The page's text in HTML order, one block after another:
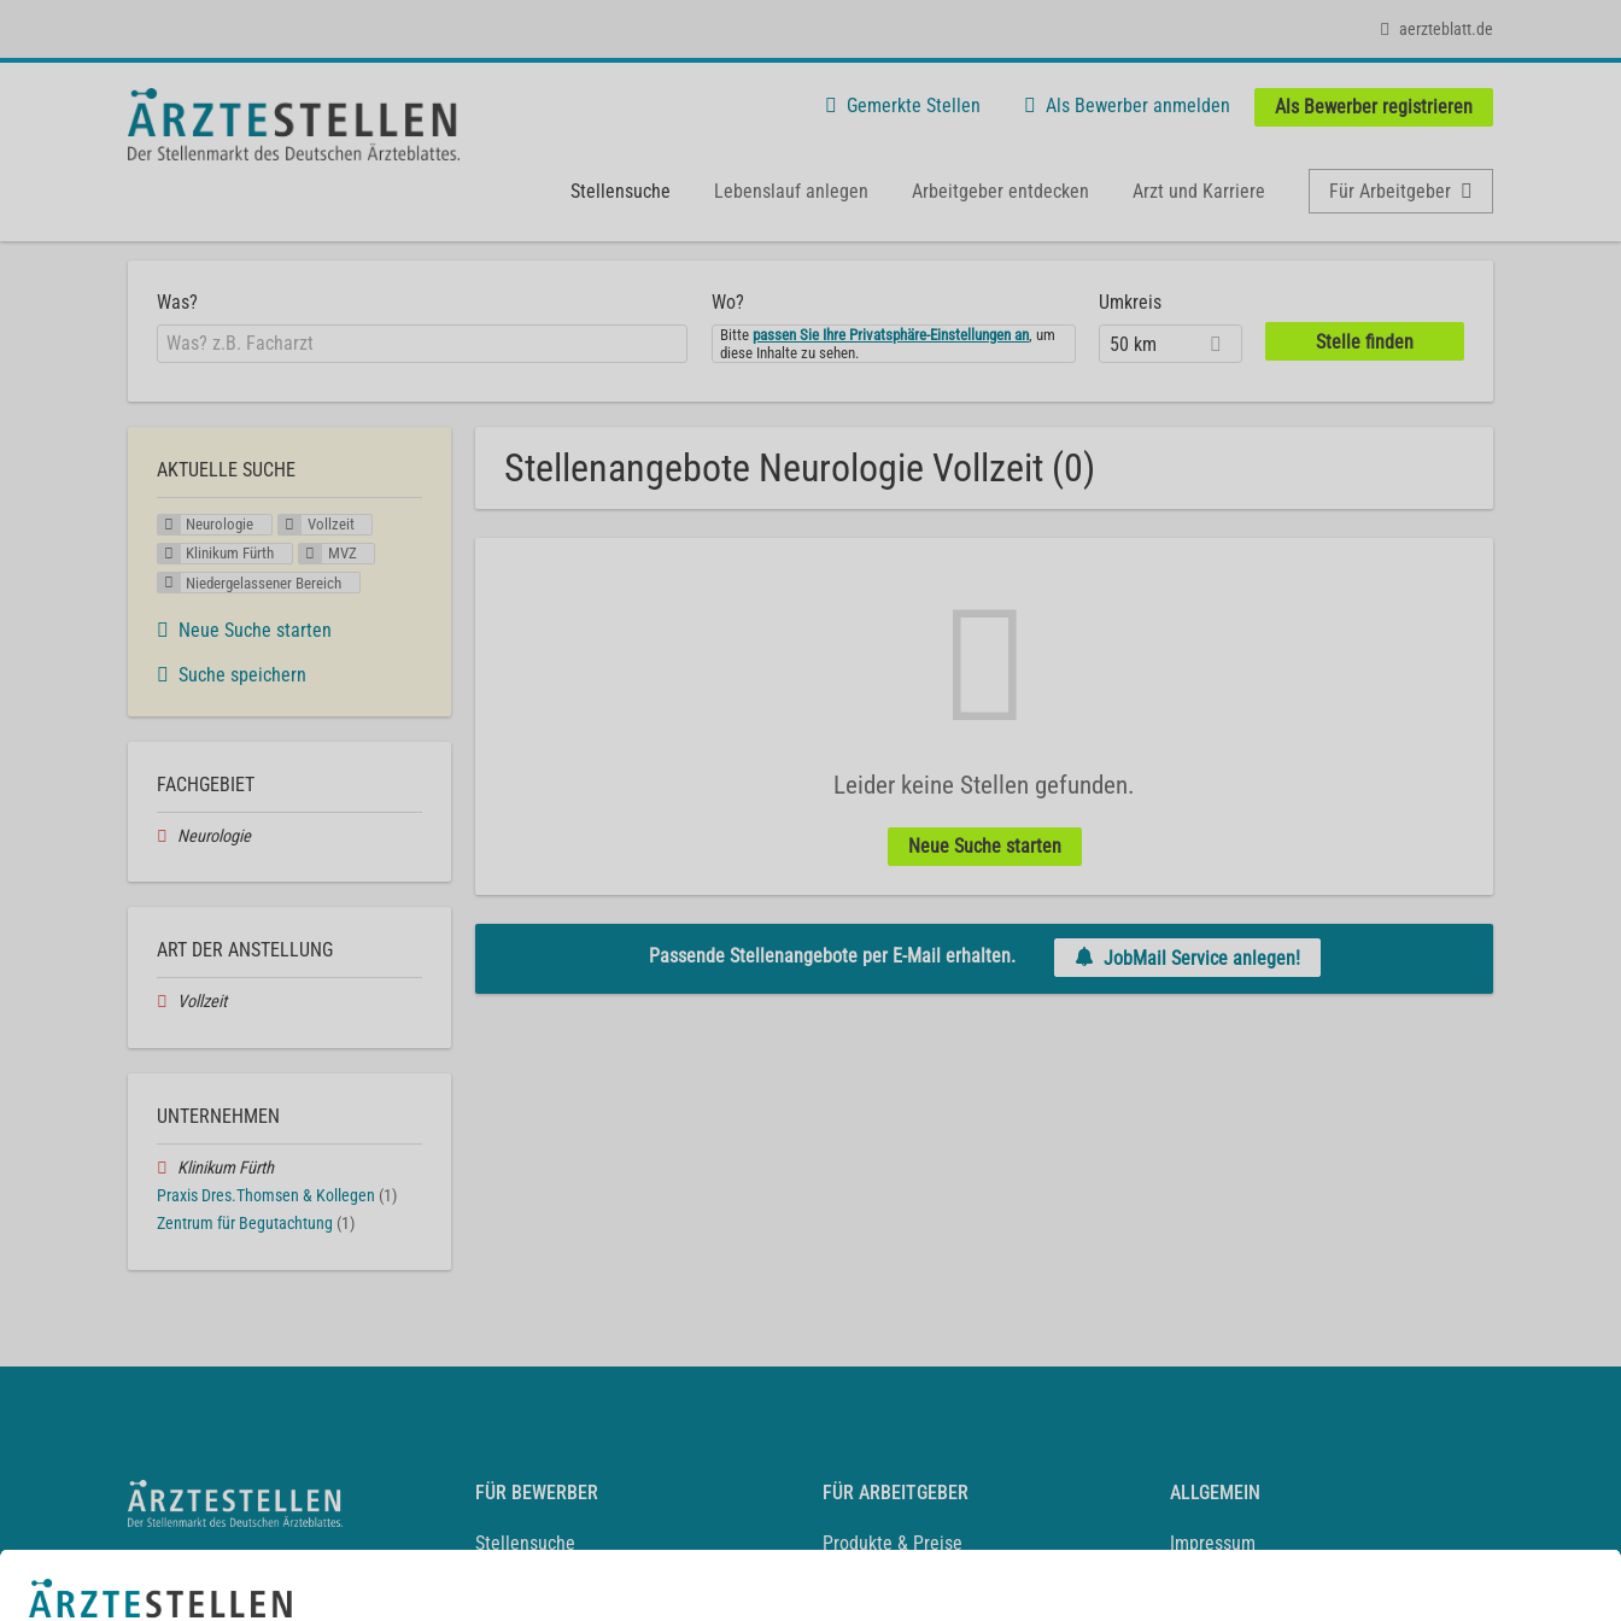
aerzteblatt.de
Gemerkte Stellen Als Bewerber anmelden Als Bewerber registrieren
Stellensuche Lebenslauf anlegen Arbeitgeber entdecken Arzt und Karriere Für Arbeitgeber
Was? Wo?
Bittepassen Sie Ihre Privatsphäre-Einstellungen an, um
diese Inhalte zu sehen.
Umkreis
50 km
Stellenangebote Neurologie Vollzeit (0)
Leider keine Stellen gefunden.
Neue Suche starten
Passende Stellenangebote per E-Mail erhalten. JobMail Service anlegen!
AKTUELLE SUCHE
Neurologie
Vollzeit
Klinikum Fürth
MVZ
Niedergelassener Bereich
Neue Suche starten
Suche speichern
FACHGEBIET
Neurologie
ART DER ANSTELLUNG
Vollzeit
UNTERNEHMEN
Klinikum Fürth
Praxis Dres.Thomsen & Kollegen (1)
Zentrum für Begutachtung (1)
FÜR BEWERBER
Stellensuche
FÜR ARBEITGEBER
Produkte & Preise
ALLGEMEIN
Impressum